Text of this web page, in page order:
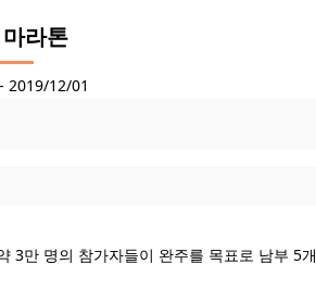
라톤
2019/12/01
3만 명의 참가자들이 완주를 목표로 남부 5개